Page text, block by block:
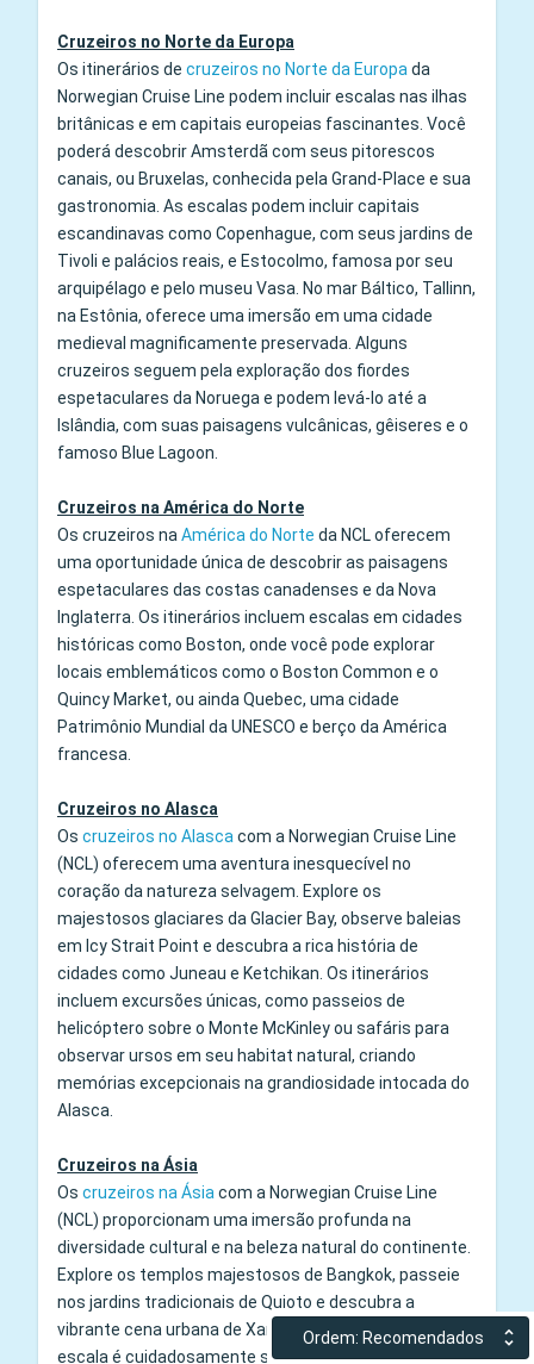
Ordem: Recomendados
Cruzeiros no Norte da Europa
Os itinerários de cruzeiros no Norte da Europa da
Norwegian Cruise Line podem incluir escalas nas ilhas
britânicas e em capitais europeias fascinantes. Você
poderá descobrir Amsterdã com seus pitorescos
canais, ou Bruxelas, conhecida pela Grand‑Place e sua
gastronomia. As escalas podem incluir capitais
escandinavas como Copenhague, com seus jardins de
Tivoli e palácios reais, e Estocolmo, famosa por seu
arquipélago e pelo museu Vasa. No mar Báltico, Tallinn,
na Estônia, oferece uma imersão em uma cidade
medieval magnificamente preservada. Alguns
cruzeiros seguem pela exploração dos fiordes
espetaculares da Noruega e podem levá‑lo até a
Islândia, com suas paisagens vulcânicas, gêiseres e o
famoso Blue Lagoon.
Cruzeiros na América do Norte
Os cruzeiros na América do Norte da NCL oferecem
uma oportunidade única de descobrir as paisagens
espetaculares das costas canadenses e da Nova
Inglaterra. Os itinerários incluem escalas em cidades
históricas como Boston, onde você pode explorar
locais emblemáticos como o Boston Common e o
Quincy Market, ou ainda Quebec, uma cidade
Patrimônio Mundial da UNESCO e berço da América
francesa.
Cruzeiros no Alasca
Os cruzeiros no Alasca com a Norwegian Cruise Line
(NCL) oferecem uma aventura inesquecível no
coração da natureza selvagem. Explore os
majestosos glaciares da Glacier Bay, observe baleias
em Icy Strait Point e descubra a rica história de
cidades como Juneau e Ketchikan. Os itinerários
incluem excursões únicas, como passeios de
helicóptero sobre o Monte McKinley ou safáris para
observar ursos em seu habitat natural, criando
memórias excepcionais na grandiosidade intocada do
Alasca.
Cruzeiros na Ásia
Os cruzeiros na Ásia com a Norwegian Cruise Line
(NCL) proporcionam uma imersão profunda na
diversidade cultural e na beleza natural do continente.
Explore os templos majestosos de Bangkok, passeie
nos jardins tradicionais de Quioto e descubra a
vibrante cena urbana de Xangai e Singapura. Cada
escala é cuidadosamente selecionada para revelar a